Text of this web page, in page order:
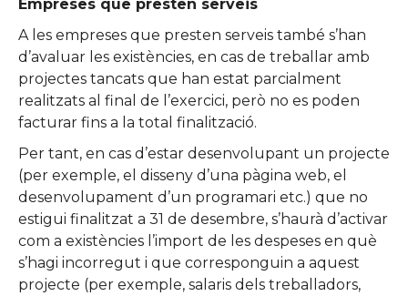
Empreses que presten serveis
A les empreses que presten serveis també s’han
d’avaluar les existències, en cas de treballar amb
projectes tancats que han estat parcialment
realitzats al final de l’exercici, però no es poden
facturar fins a la total finalització.
Per tant, en cas d’estar desenvolupant un projecte
(per exemple, el disseny d’una pàgina web, el
desenvolupament d’un programari etc.) que no
estigui finalitzat a 31 de desembre, s’haurà d’activar
com a existències l’import de les despeses en què
s’hagi incorregut i que corresponguin a aquest
projecte (per exemple, salaris dels treballadors,